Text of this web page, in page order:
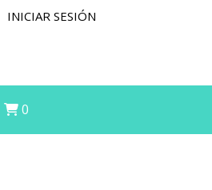
INICIAR SESIÓN
0